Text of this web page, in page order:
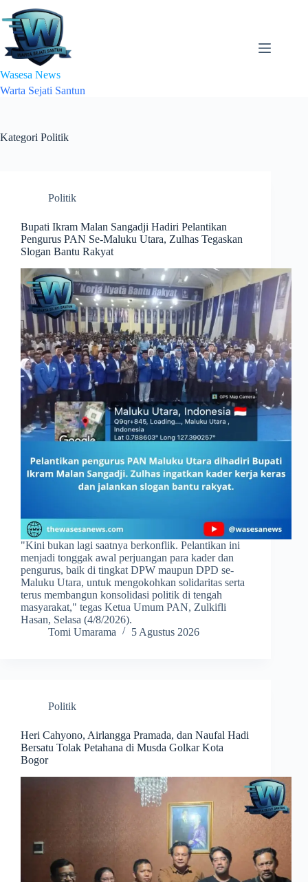
to
content
Wasesa News
Warta Sejati Santun
Kategori Politik
Politik
Bupati Ikram Malan Sangadji Hadiri Pelantikan
Pengurus PAN Se-Maluku Utara, Zulhas Tegaskan
Slogan Bantu Rakyat
​"Kini bukan lagi saatnya berkonflik. Pelantikan ini
menjadi tonggak awal perjuangan para kader dan
pengurus, baik di tingkat DPW maupun DPD se-
Maluku Utara, untuk mengokohkan solidaritas serta
terus membangun konsolidasi politik di tengah
masyarakat," tegas Ketua Umum PAN, Zulkifli
Hasan, Selasa (4/8/2026).
Tomi Umarama
5 Agustus 2026
Politik
Heri Cahyono, Airlangga Pramada, dan Naufal Hadi
Bersatu Tolak Petahana di Musda Golkar Kota
Bogor